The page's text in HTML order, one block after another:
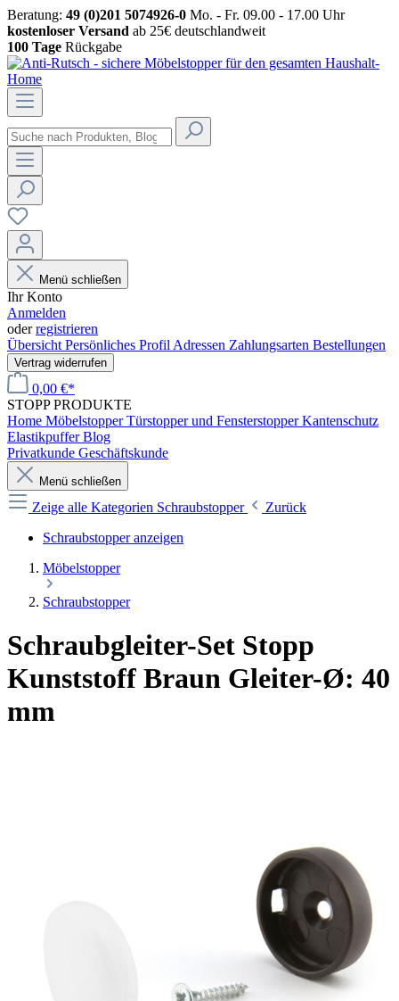
Beratung: 49 (0)201 5074926-0 Mo. - Fr. 09.00 - 17.00 Uhr
kostenloser Versand ab 25€ deutschlandweit
100 Tage Rückgabe
Menü schließen
Ihr Konto
Anmelden
oderregistrieren
Übersicht Persönliches Profil Adressen Zahlungsarten Bestellungen
Vertrag widerrufen
0,00 €*
STOPP PRODUKTE
Home Möbelstopper Türstopper und Fensterstopper Kantenschutz
Elastikpuffer Blog
Privatkunde Geschäftskunde
Menü schließen
Zeige alle Kategorien Schraubstopper
Zurück
Schraubstopper anzeigen
Möbelstopper
Schraubstopper
Schraubgleiter-Set Stopp
Kunststoff Braun Gleiter-Ø: 40
mm